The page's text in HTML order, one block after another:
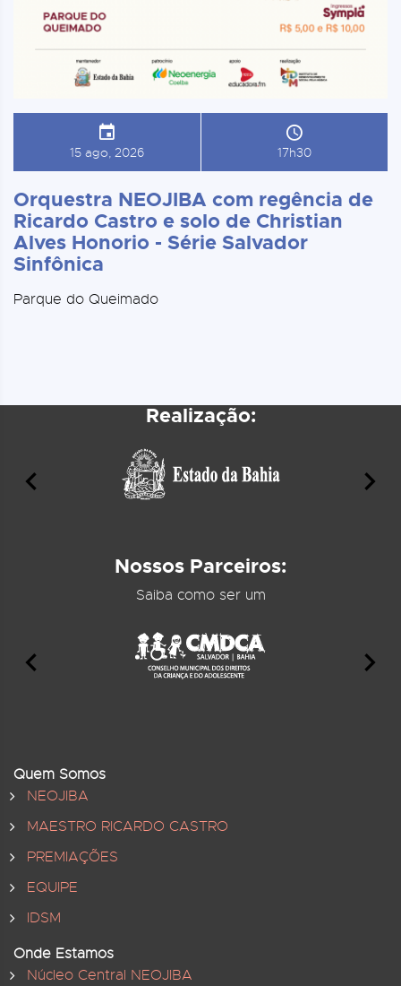
15 ago, 2026 17h30
Orquestra NEOJIBA com regência de
Ricardo Castro e solo de Christian
Alves Honorio - Série Salvador
Sinfônica
Parque do Queimado
Realização:
Nossos Parceiros:
Saiba como ser um
Quem Somos
NEOJIBA
MAESTRO RICARDO CASTRO
PREMIAÇÕES
EQUIPE
IDSM
Onde Estamos
Núcleo Central NEOJIBA